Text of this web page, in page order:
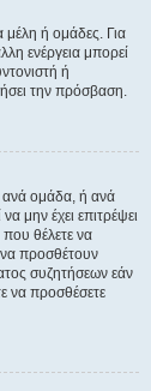
μέλη ή ομάδες. Για
ενέργεια μπορεί
ή
την πρόσβαση.
ανά ομάδα, ή ανά
μην έχει επιτρέψει
θέλετε να
προσθέτουν
συζητήσεων εάν
να προσθέσετε